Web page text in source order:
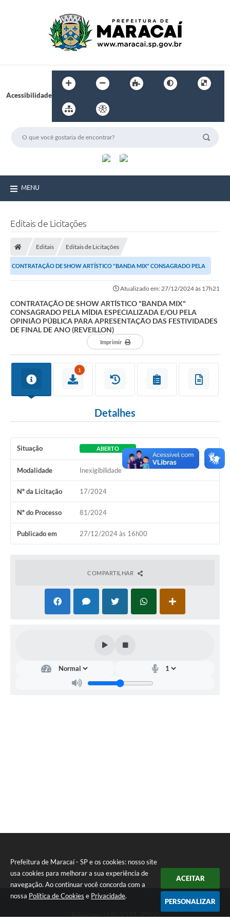
Prefeitura de Maracaí - SP e os cookies: nosso site
usa cookies para melhorar a sua experiência de
navegação. Ao continuar você concorda com a
nossa Política de Cookies e Privacidade.
ACEITAR
PERSONALIZAR
Acessibilidade
MENU
Editais de Licitações
Editais Editais de Licitações
CONTRATAÇÃO DE SHOW ARTÍSTICO "BANDA MIX" CONSAGRADO PELA
Atualizado em: 27/12/2024 às 17h21
CONTRATAÇÃO DE SHOW ARTÍSTICO "BANDA MIX"
CONSAGRADO PELA MÍDIA ESPECIALIZADA E/OU PELA
OPINIÃO PÚBLICA PARA APRESENTAÇÃO DAS FESTIVIDADES
DE FINAL DE ANO (REVEILLON)
Imprimir
1
Detalhes
Situação ABERTO
Modalidade Inexigibilidade
Nº da Licitação 17/2024
Nº do Processo 81/2024
Publicado em 27/12/2024 às 16h00
COMPARTILHAR
Telefone: (18) 3371-9500